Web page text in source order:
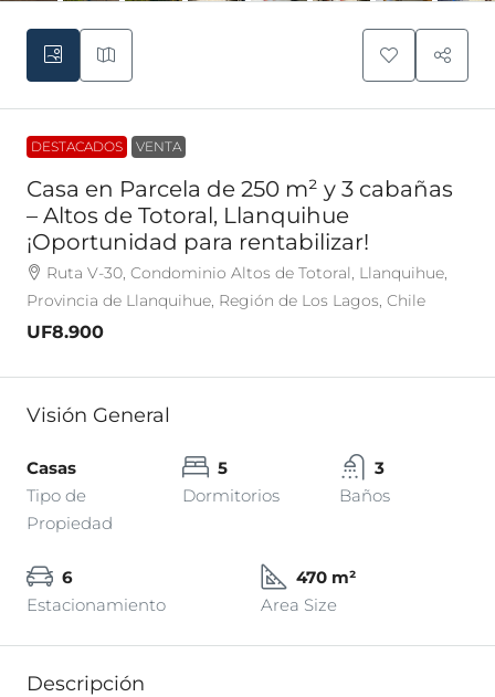
DESTACADOS VENTA
Casa en Parcela de 250 m² y 3 cabañas
– Altos de Totoral, Llanquihue
¡Oportunidad para rentabilizar!
Ruta V-30, Condominio Altos de Totoral, Llanquihue,
Provincia de Llanquihue, Región de Los Lagos, Chile
UF8.900
Visión General
Casas
Tipo de
Propiedad
5
Dormitorios
3
Baños
6
Estacionamiento
470 m²
Area Size
Descripción